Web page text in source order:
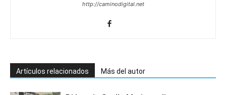
http://caminodigital.net
Artículos relacionados Más del autor